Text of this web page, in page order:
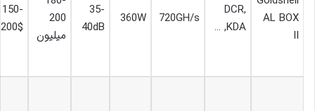
AL BOX
II
DCR,
KDA, …
720GH/s
360W
35-
40dB
200
میلیون
150-
200$